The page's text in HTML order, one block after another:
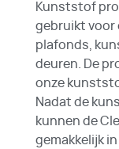
Kunststof
gebruikt voor
plafonds,
deuren . De
onze
Nadat de
kunnen de
gemakkelijk